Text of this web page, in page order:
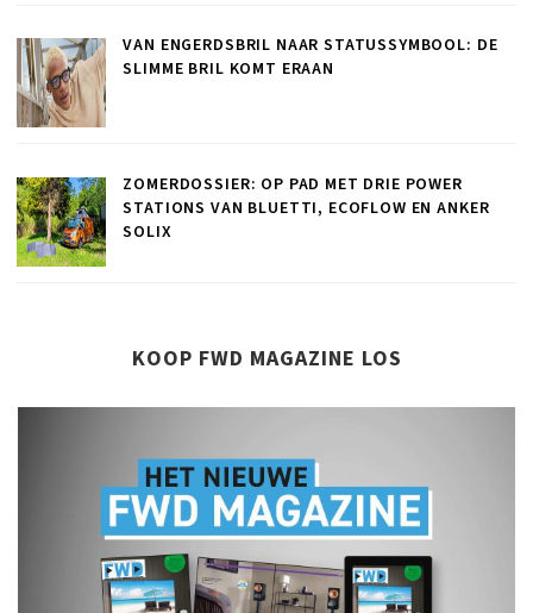
VAN ENGERDSBRIL NAAR STATUSSYMBOOL: DE
SLIMME BRIL KOMT ERAAN
ZOMERDOSSIER: OP PAD MET DRIE POWER
STATIONS VAN BLUETTI, ECOFLOW EN ANKER
SOLIX
KOOP FWD MAGAZINE LOS